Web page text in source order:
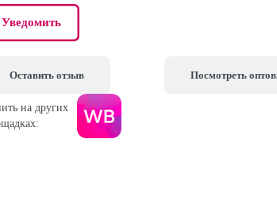
Уведомить
Оставить отзыв Посмотреть
на других